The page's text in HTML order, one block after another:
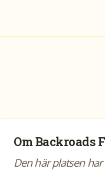
OmBackroads
Den här platsen